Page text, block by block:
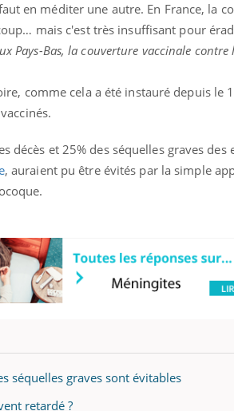
en méditer une autre. En France, la
mais c'est très insuffisant pour
Pays-Bas, la couverture vaccinale
comme cela a été instauré depuis le
décès et 25% des séquelles graves des
, auraient pu être évités par la simple
séquelles graves sont évitables
retardé ?